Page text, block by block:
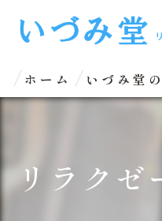
ホーム いづみ堂
リラクゼ